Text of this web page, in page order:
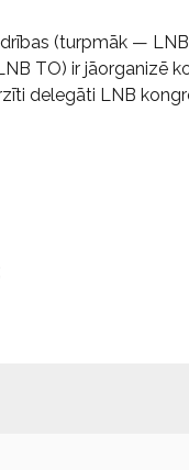
(turpmāk —
TO) ir jāorganizē
delegāti LNB